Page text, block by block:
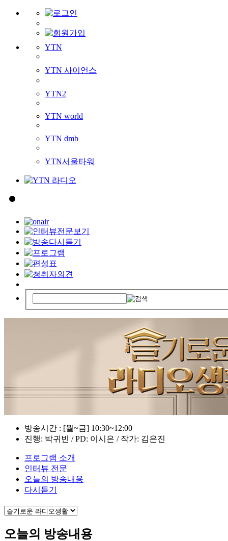
YTN
YTN 사이언스
YTN2
YTN world
YTN dmb
YTN서울타워
방송시간 : [월~금] 10:30~12:00
진행: 박귀빈 / PD: 이시은 / 작가: 김은진
프로그램 소개
인터뷰 전문
오늘의 방송내용
다시듣기
오늘의 방송내용